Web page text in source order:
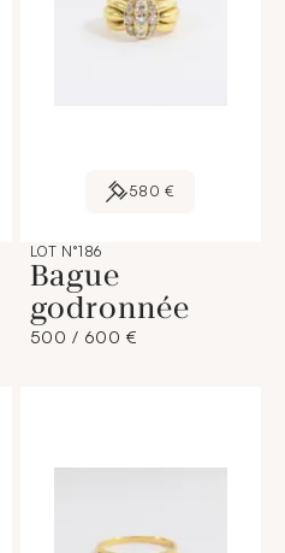
580 €
LOT N°186
Bague
godronnée
500 / 600 €